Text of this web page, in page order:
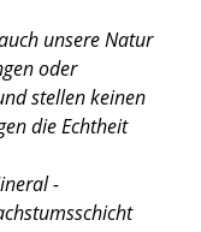
unsere Natur
oder
stellen keinen
die Echtheit
-